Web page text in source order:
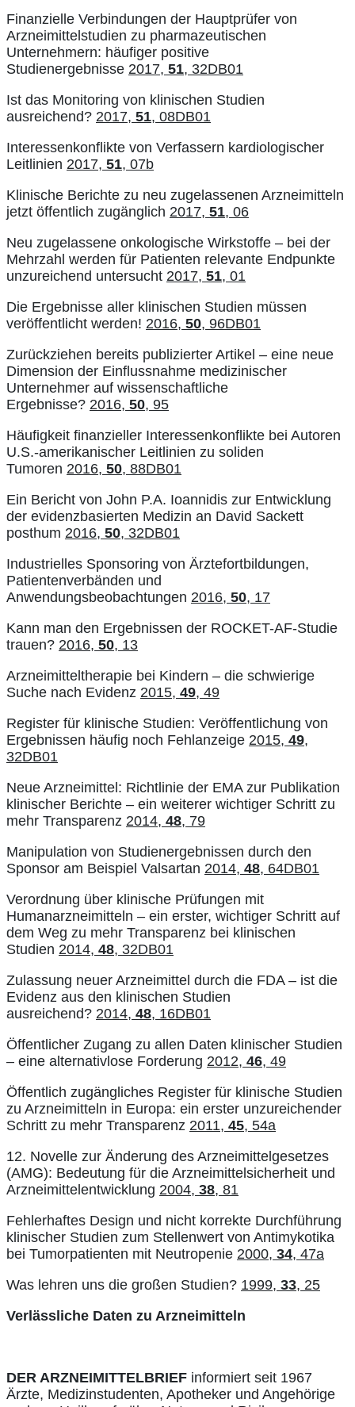
Finanzielle Verbindungen der Hauptprüfer von
Arzneimittelstudien zu pharmazeutischen
Unternehmern: häufiger positive
Studienergebnisse 2017, 51, 32DB01
Ist das Monitoring von klinischen Studien
ausreichend? 2017, 51, 08DB01
Interessenkonflikte von Verfassern kardiologischer
Leitlinien 2017, 51, 07b
Klinische Berichte zu neu zugelassenen Arzneimitteln
jetzt öffentlich zugänglich 2017, 51, 06
Neu zugelassene onkologische Wirkstoffe – bei der
Mehrzahl werden für Patienten relevante Endpunkte
unzureichend untersucht 2017, 51, 01
Die Ergebnisse aller klinischen Studien müssen
veröffentlicht werden! 2016, 50, 96DB01
Zurückziehen bereits publizierter Artikel – eine neue
Dimension der Einflussnahme medizinischer
Unternehmer auf wissenschaftliche
Ergebnisse? 2016, 50, 95
Häufigkeit finanzieller Interessenkonflikte bei Autoren
U.S.-amerikanischer Leitlinien zu soliden
Tumoren 2016, 50, 88DB01
Ein Bericht von John P.A. Ioannidis zur Entwicklung
der evidenzbasierten Medizin an David Sackett
posthum 2016, 50, 32DB01
Industrielles Sponsoring von Ärztefortbildungen,
Patientenverbänden und
Anwendungsbeobachtungen 2016, 50, 17
Kann man den Ergebnissen der ROCKET-AF-Studie
trauen? 2016, 50, 13
Arzneimitteltherapie bei Kindern – die schwierige
Suche nach Evidenz 2015, 49, 49
Register für klinische Studien: Veröffentlichung von
Ergebnissen häufig noch Fehlanzeige 2015, 49,
32DB01
Neue Arzneimittel: Richtlinie der EMA zur Publikation
klinischer Berichte – ein weiterer wichtiger Schritt zu
mehr Transparenz 2014, 48, 79
Manipulation von Studienergebnissen durch den
Sponsor am Beispiel Valsartan 2014, 48, 64DB01
Verordnung über klinische Prüfungen mit
Humanarzneimitteln – ein erster, wichtiger Schritt auf
dem Weg zu mehr Transparenz bei klinischen
Studien 2014, 48, 32DB01
Zulassung neuer Arzneimittel durch die FDA – ist die
Evidenz aus den klinischen Studien
ausreichend? 2014, 48, 16DB01
Öffentlicher Zugang zu allen Daten klinischer Studien
– eine alternativlose Forderung 2012, 46, 49
Öffentlich zugängliches Register für klinische Studien
zu Arzneimitteln in Europa: ein erster unzureichender
Schritt zu mehr Transparenz 2011, 45, 54a
12. Novelle zur Änderung des Arzneimittelgesetzes
(AMG): Bedeutung für die Arzneimittelsicherheit und
Arzneimittelentwicklung 2004, 38, 81
Fehlerhaftes Design und nicht korrekte Durchführung
klinischer Studien zum Stellenwert von Antimykotika
bei Tumorpatienten mit Neutropenie 2000, 34, 47a
Was lehren uns die großen Studien? 1999, 33, 25
Verlässliche Daten zu Arzneimitteln
DER ARZNEIMITTELBRIEF informiert seit 1967
Ärzte, Medizinstudenten, Apotheker und Angehörige